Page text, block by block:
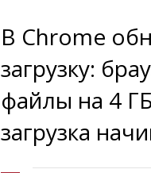
В Chrome
загрузку:
файлы на 4
загрузка